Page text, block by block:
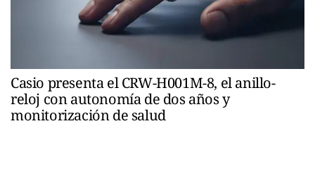
Casio presenta el CRW-H001M-8, el anillo-
reloj con autonomía de dos años y
monitorización de salud